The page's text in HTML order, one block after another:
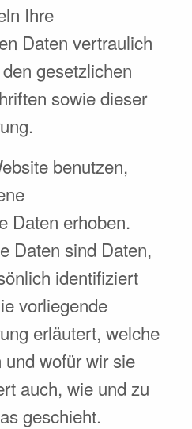
Ihre
Daten vertraulich
gesetzlichen
sowie dieser
benutzen,
Daten erhoben.
Daten sind Daten,
identifiziert
vorliegende
erläutert, welche
wofür wir sie
auch, wie und zu
geschieht.